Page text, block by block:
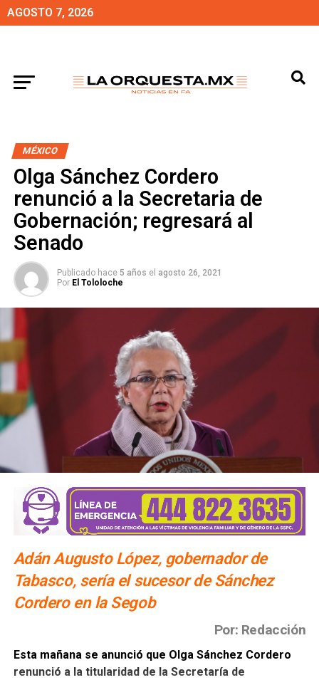
AGOSTO 7, 2026
MÉXICO
Olga Sánchez Cordero
renunció a la Secretaria de
Gobernación; regresará al
Senado
Publicado hace 5 años el agosto 26, 2021
Por El Tololoche
Adán Augusto López, gobernador de
Tabasco, sería el sucesor de Sánchez
Cordero en la Segob
Por: Redacción
Esta mañana se anunció que Olga Sánchez Cordero
renunció a la titularidad de la Secretaría de